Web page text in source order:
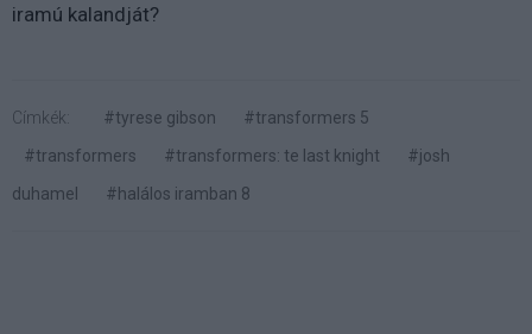
iramú kalandját?
Címkék: #tyrese gibson
#transformers 5
#transformers
#transformers: te last knight
#josh
duhamel
#halálos iramban 8